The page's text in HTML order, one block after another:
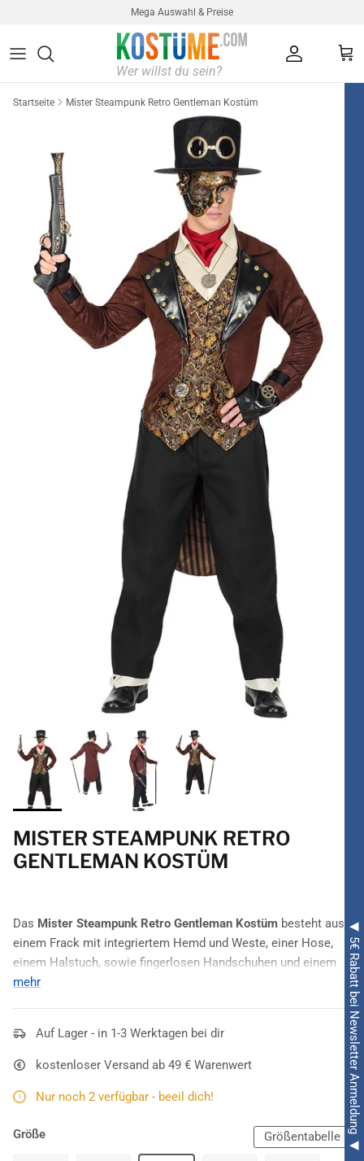
Mega Auswahl & Preise
◀ 5€ Rabatt bei Newsletter Anmeldung ◀
Startseite Mister Steampunk Retro Gentleman Kostüm
MISTER STEAMPUNK RETRO
GENTLEMAN KOSTÜM
Das Mister Steampunk Retro Gentleman Kostüm besteht aus
einem Frack mit integriertem Hemd und Weste, einer Hose,
einem Halstuch, sowie fingerlosen Handschuhen und einem
Zylinder. Eine tolle
mehr
Auf Lager - in 1-3 Werktagen bei dir
kostenloser Versand ab 49 € Warenwert
Nur noch 2 verfügbar - beeil dich!
Größe Größentabelle